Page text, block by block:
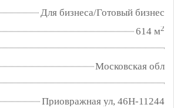
Для бизнеса/Готовый бизнес
614 м2
Московская обл
Приовражная ул, 46Н-11244